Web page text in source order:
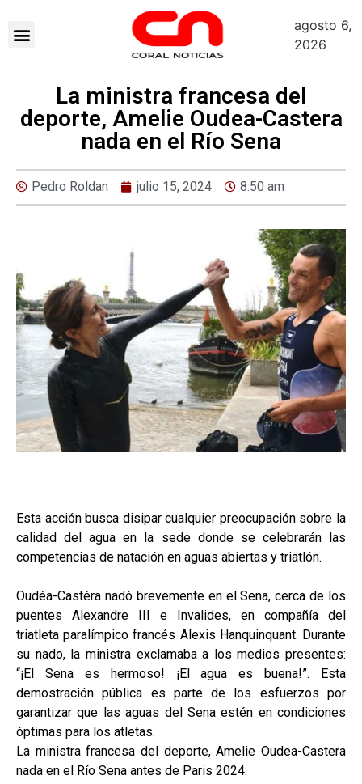
agosto 6,
2026
La ministra francesa del
deporte, Amelie Oudea-Castera
nada en el Río Sena
Pedro Roldan julio 15, 2024 8:50 am
Esta acción busca disipar cualquier preocupación sobre la
calidad del agua en la sede donde se celebrarán las
competencias de natación en aguas abiertas y triatlón.
Oudéa-Castéra nadó brevemente en el Sena, cerca de los
puentes Alexandre III e Invalides, en compañía del
triatleta paralímpico francés Alexis Hanquinquant. Durante
su nado, la ministra exclamaba a los medios presentes:
“¡El Sena es hermoso! ¡El agua es buena!”. Esta
demostración pública es parte de los esfuerzos por
garantizar que las aguas del Sena estén en condiciones
óptimas para los atletas.
La ministra francesa del deporte, Amelie Oudea-Castera
nada en el Río Sena antes de Paris 2024.